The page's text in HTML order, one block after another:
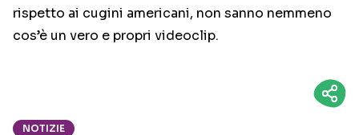
rispetto ai cugini americani, non sanno nemmeno
cos’è un vero e propri videoclip.
NOTIZIE